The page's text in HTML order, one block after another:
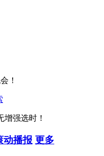
！
强选时！
动播报 更多